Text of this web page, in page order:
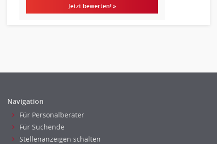
Unterricht: Grundschule
Architektur
Fotografie, Video
Grafik- und Kommunikationsdesign
Medien-, Screen-, Webdesign
Jetzt bewerten! »
Navigation
Für Personalberater
Für Suchende
Stellenanzeigen schalten